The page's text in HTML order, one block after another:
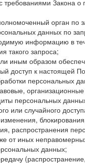
требованиями Закона
орган по
данных по
информацию в
такого запроса;
иным образом
доступ к настоящей
персональных
организационные
персональных
или случайного
распространения
от иных
данных;
(распространение,